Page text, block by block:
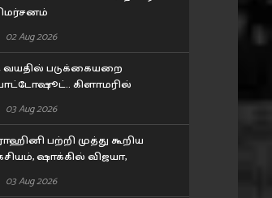
02 Aug 2026
வயதில் படுக்கையறை
கிளாமரில்
'பாபநாசம்' பாப்பா
அனில்!
03 Aug 2026
பற்றி முத்து கூறிய
ஷாக்கில் விஜயா,
சிறகடிக்க ஆசை
எபிசோட்
03 Aug 2026